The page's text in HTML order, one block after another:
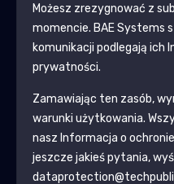
Możesz zrezygnować z
momencie. BAE Systems
komunikacji podlegają ich
prywatności.
Zamawiając ten zasób,
warunki użytkowania.
nasz Informacja o
jeszcze jakieś pytania,